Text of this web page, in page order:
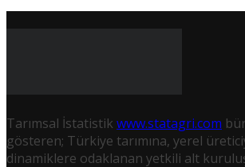
Tarımsal İstatistik www.statagri.com
gösteren; Türkiye tarımına, yerel
dinamiklere odaklanan yetkili alt